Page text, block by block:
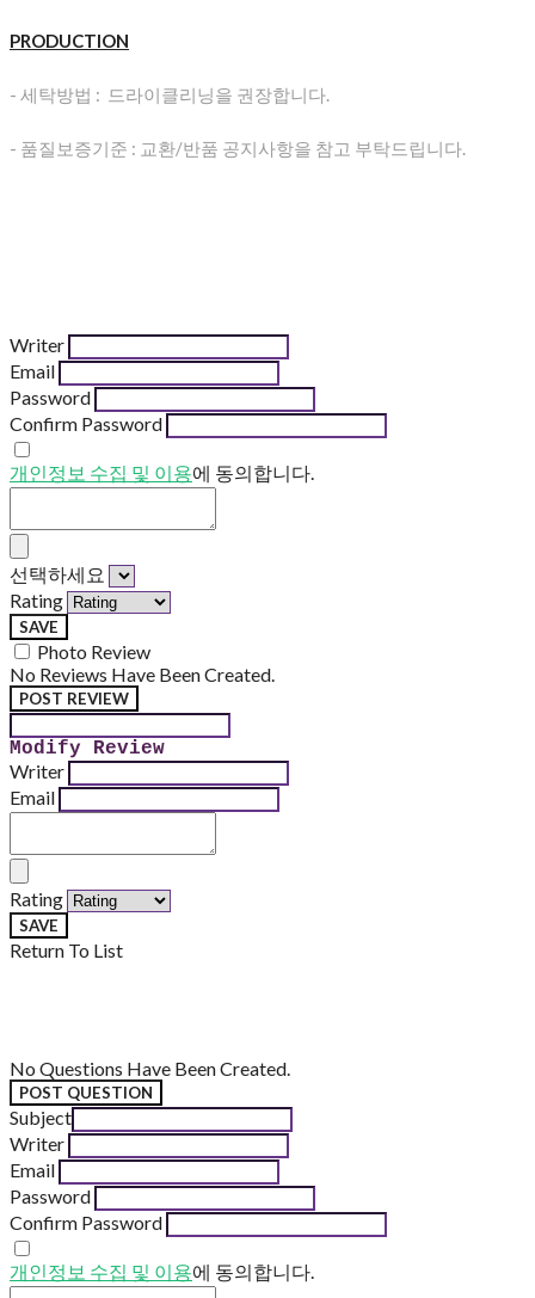
PRODUCTION
- 세탁방법 : 드라이클리닝을 권장합니다.
- 품질보증기준 : 교환/반품 공지사항을 참고 부탁드립니다.
Writer
Email
Password
Confirm Password
개인정보 수집 및 이용에 동의합니다.
선택하세요
Rating
SAVE
Photo Review
No Reviews Have Been Created.
POST REVIEW
Modify Review
Writer
Email
Rating
SAVE
Return To List
No Questions Have Been Created.
POST QUESTION
Subject
Writer
Email
Password
Confirm Password
개인정보 수집 및 이용에 동의합니다.